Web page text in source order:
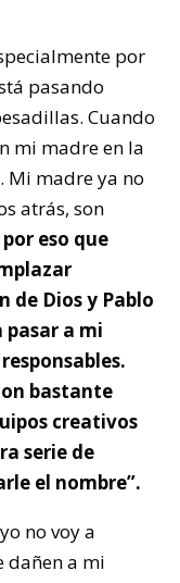
por
pasando
Cuando
mi madre en la
Mi madre ya no
atrás, son
por eso que
de Dios y Pablo
pasar a mi
bastante
creativos
serie de
el nombre”.
no voy a
dañen a mi